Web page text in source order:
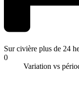
Sur civière plus de 24
0
Variation vs